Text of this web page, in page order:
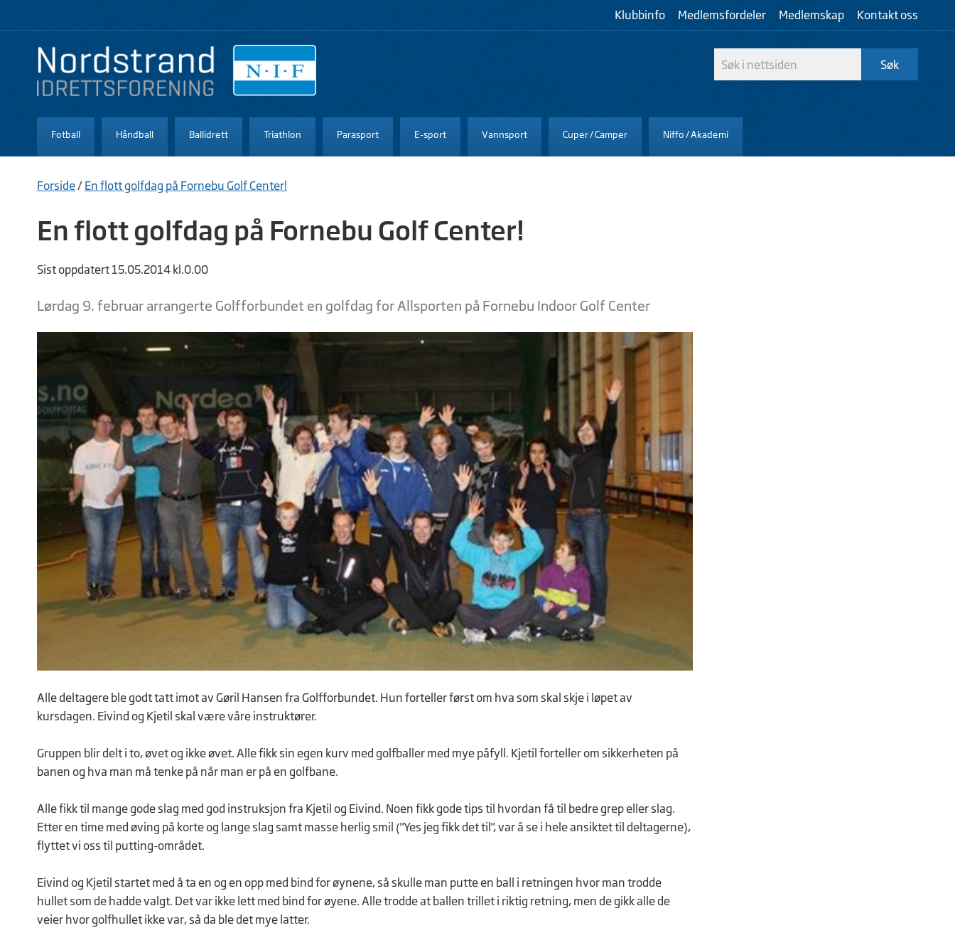
Klubbinfo Medlemsfordeler Medlemskap Kontakt oss
Fotball Håndball Ballidrett Triathlon Parasport E-sport Vannsport Cuper / Camper Niffo / Akademi
Forside/ En flott golfdag på Fornebu Golf Center!
En flott golfdag på Fornebu Golf Center!
Sist oppdatert 15.05.2014 kl.0.00
Lørdag 9. februar arrangerte Golfforbundet en golfdag for Allsporten på Fornebu Indoor Golf Center
Alle deltagere ble godt tatt imot av Gøril Hansen fra Golfforbundet. Hun forteller først om hva som skal skje i løpet av
kursdagen. Eivind og Kjetil skal være våre instruktører.
Gruppen blir delt i to, øvet og ikke øvet. Alle fikk sin egen kurv med golfballer med mye påfyll. Kjetil forteller om sikkerheten på
banen og hva man må tenke på når man er på en golfbane.
Alle fikk til mange gode slag med god instruksjon fra Kjetil og Eivind. Noen fikk gode tips til hvordan få til bedre grep eller slag.
Etter en time med øving på korte og lange slag samt masse herlig smil ("Yes jeg fikk det til", var å se i hele ansiktet til deltagerne),
flyttet vi oss til putting-området.
Eivind og Kjetil startet med å ta en og en opp med bind for øynene, så skulle man putte en ball i retningen hvor man trodde
hullet som de hadde valgt. Det var ikke lett med bind for øyene. Alle trodde at ballen trillet i riktig retning, men de gikk alle de
veier hvor golfhullet ikke var, så da ble det mye latter.